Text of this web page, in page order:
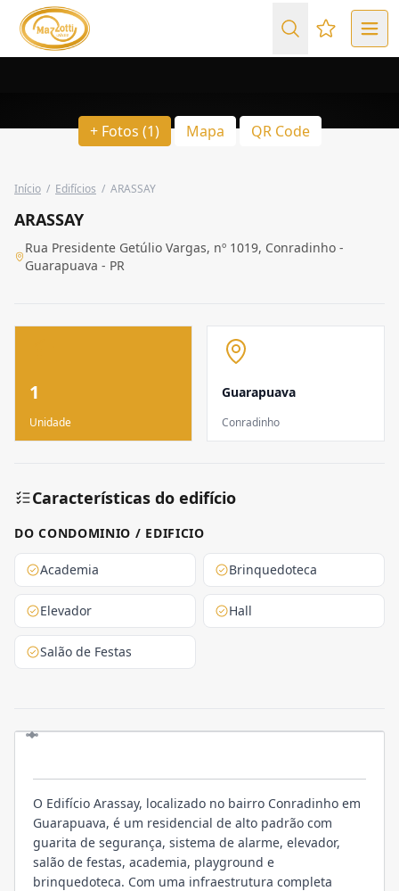
Favoritos
+ Fotos (1) Mapa QR Code
Início / Edifícios / ARASSAY
ARASSAY
Rua Presidente Getúlio Vargas, nº 1019, Conradinho -
Guarapuava - PR
1
Unidade
Guarapuava
Conradinho
Características do edifício
DO CONDOMINIO / EDIFICIO
Academia Brinquedoteca
Elevador Hall
Salão de Festas
O Edifício Arassay, localizado no bairro Conradinho em
Guarapuava, é um residencial de alto padrão com
guarita de segurança, sistema de alarme, elevador,
salão de festas, academia, playground e
brinquedoteca. Com uma infraestrutura completa